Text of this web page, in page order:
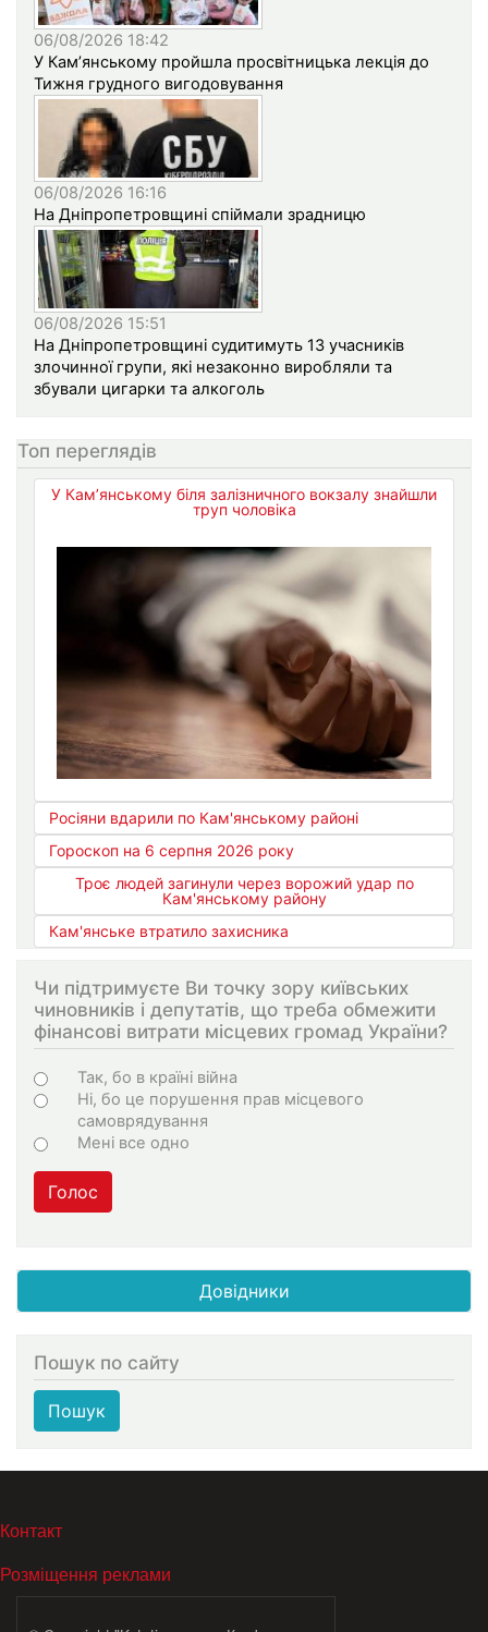
06/08/2026 18:42
У Кам’янському пройшла просвітницька лекція до
Тижня грудного вигодовування
06/08/2026 16:16
На Дніпропетровщині спіймали зрадницю
06/08/2026 15:51
На Дніпропетровщині судитимуть 13 учасників
злочинної групи, які незаконно виробляли та
збували цигарки та алкоголь
Топ переглядів
У Кам’янському біля залізничного вокзалу знайшли
труп чоловіка
Росіяни вдарили по Кам'янському районі
Гороскоп на 6 серпня 2026 року
Троє людей загинули через ворожий удар по
Кам'янському району
Кам'янське втратило захисника
Чи підтримуєте Ви точку зору київських
чиновників і депутатів, що треба обмежити
фінансові витрати місцевих громад України?
Choices
Так, бо в країні війна
Ні, бо це порушення прав місцевого
самоврядування
Мені все одно
Голос
Довідники
Пошук по сайту
Пошук
МЕНЮ В ПОДВАЛЕ
Контакт
Розміщення реклами